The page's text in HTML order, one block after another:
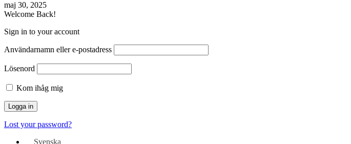
maj 30, 2025
Welcome Back!
Sign in to your account
Användarnamn eller e-postadress
Lösenord
Kom ihåg mig
Lost your password?
Svenska